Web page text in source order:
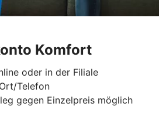
Komfort
oder in der Filiale
Telefon
gegen Einzelpreis möglich